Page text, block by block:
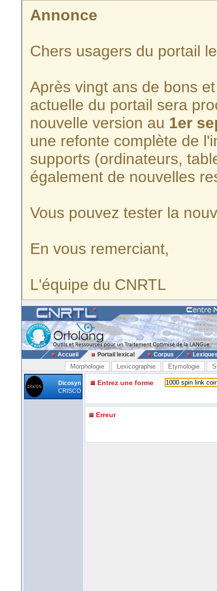
Annonce
Chers usagers du portail
Après vingt ans de bons
actuelle du portail sera
nouvelle version au 1er
une refonte complète de
supports (ordinateurs,
également de nouvelles
Vous pouvez tester la
En vous remerciant,
L'équipe du CNRTL
Accueil Portail lexical Corpus
Morphologie Lexicographie Etymologie
Dicosyn
CRISCO
Entrez une forme
Erreur